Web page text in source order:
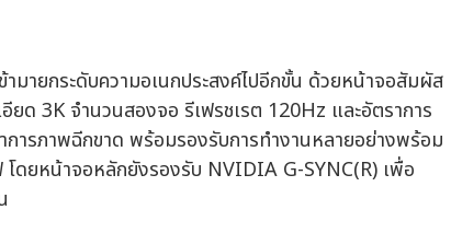
ายกระดับความอเนกประสงค์ไปอีกขั้น ด้วยหน้าจอสัมผัส
ยด 3K จำนวนสองจอ รีเฟรชเรต 120Hz และอัตราการ
ารภาพฉีกขาด พร้อมรองรับการทำงานหลายอย่างพร้อม
โดยหน้าจอหลักยังรองรับ NVIDIA G-SYNC(R) เพื่อ